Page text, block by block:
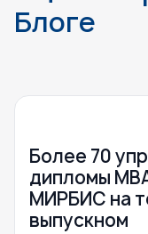
Блоге
Более 70
дипломы
МИРБИС на
выпускном